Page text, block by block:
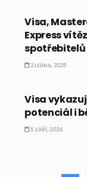
Visa,
Express
spotřebitelů
2 LEDNA, 2025
Visa
potenciál i
5 ZÁŘÍ, 2024